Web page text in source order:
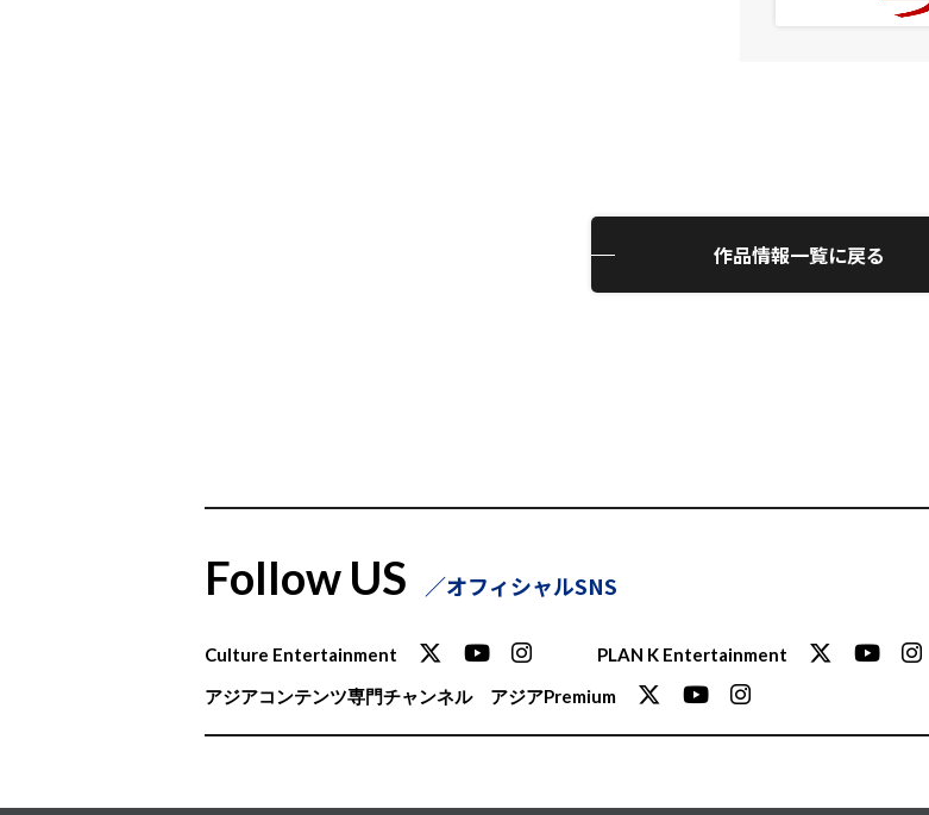
作品情報一覧に戻る
Follow US オフィシャルSNS
Culture Entertainment PLAN K Entertainment
アジアコンテンツ専門チャンネル
アジアPremium